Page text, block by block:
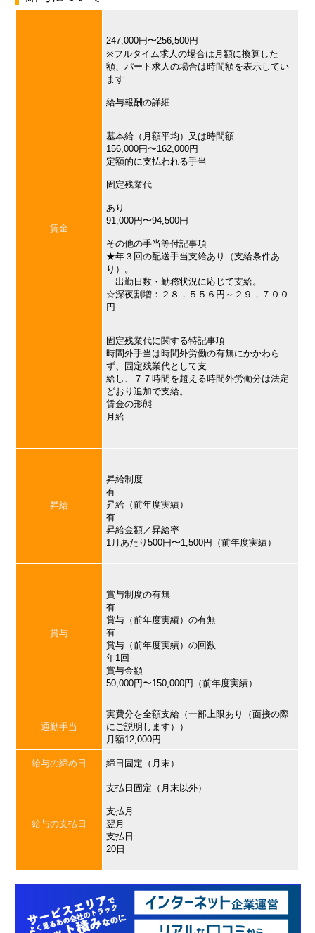
賃金
247,000円〜256,500円
※フルタイム求人の場合は月額に換算した
額、パート求人の場合は時間額を表示してい
ます
給与報酬の詳細
基本給（月額平均）又は時間額
156,000円〜162,000円
定額的に支払われる手当
–
固定残業代
あり
91,000円〜94,500円
その他の手当等付記事項
★年３回の配送手当支給あり（支給条件あ
り）。
出勤日数・勤務状況に応じて支給。
☆深夜割増：２８，５５６円～２９，７００
円
固定残業代に関する特記事項
時間外手当は時間外労働の有無にかかわら
ず、固定残業代として支
給し、７７時間を超える時間外労働分は法定
どおり追加で支給。
賃金の形態
月給
昇給
昇給制度
有
昇給（前年度実績）
有
昇給金額／昇給率
1月あたり500円〜1,500円（前年度実績）
賞与
賞与制度の有無
有
賞与（前年度実績）の有無
有
賞与（前年度実績）の回数
年1回
賞与金額
50,000円〜150,000円（前年度実績）
通勤手当
実費分を全額支給（一部上限あり（面接の際
にご説明します））
月額12,000円
給与の締め日 締日固定（月末）
給与の支払日
支払日固定（月末以外）
支払月
翌月
支払日
20日